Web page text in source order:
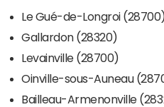
Le Gué-de-Longroi
Gallardon (28320)
Levainville (28700)
Oinville-sous-Auneau
Bailleau-Armenonville